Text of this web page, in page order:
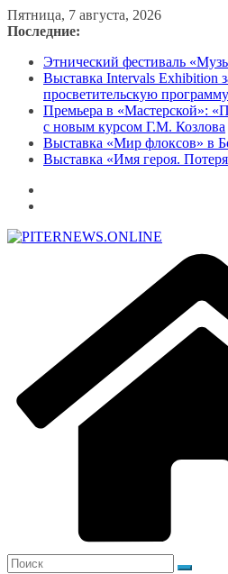
Перейти
к
Пятница, 7 августа, 2026
Последние:
Этнический фестиваль
Выставка Intervals Exhibition
просветительскую программу
Премьера в «Мастерской»:
с новым курсом Г.М. Козлова
Выставка «Мир флоксов» в
Выставка «Имя героя.